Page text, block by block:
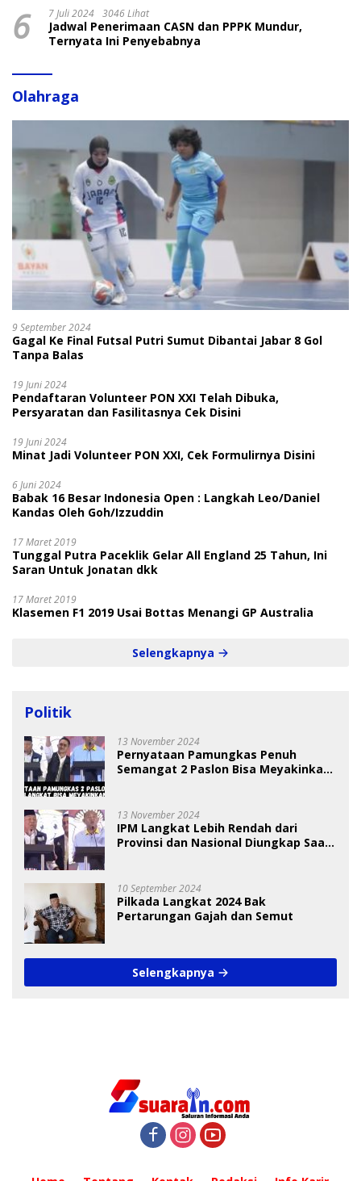
6 7 Juli 2024 3046 Lihat
Jadwal Penerimaan CASN dan PPPK Mundur,
Ternyata Ini Penyebabnya
Olahraga
9 September 2024
Gagal Ke Final Futsal Putri Sumut Dibantai Jabar 8 Gol
Tanpa Balas
19 Juni 2024
Pendaftaran Volunteer PON XXI Telah Dibuka,
Persyaratan dan Fasilitasnya Cek Disini
19 Juni 2024
Minat Jadi Volunteer PON XXI, Cek Formulirnya Disini
6 Juni 2024
Babak 16 Besar Indonesia Open : Langkah Leo/Daniel
Kandas Oleh Goh/Izzuddin
17 Maret 2019
Tunggal Putra Paceklik Gelar All England 25 Tahun, Ini
Saran Untuk Jonatan dkk
17 Maret 2019
Klasemen F1 2019 Usai Bottas Menangi GP Australia
Selengkapnya
Politik
13 November 2024
Pernyataan Pamungkas Penuh
Semangat 2 Paslon Bisa Meyakinkan
13 November 2024
IPM Langkat Lebih Rendah dari
Provinsi dan Nasional Diungkap Saat
10 September 2024
Pilkada Langkat 2024 Bak
Pertarungan Gajah dan Semut
Selengkapnya